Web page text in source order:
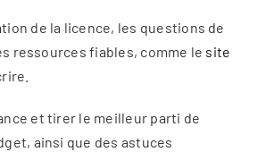
de la licence, les questions de
ressources fiables, comme le site
et tirer le meilleur parti de
ainsi que des astuces